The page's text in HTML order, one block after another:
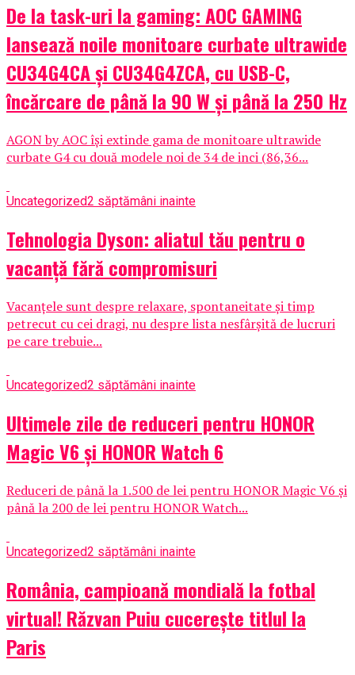
De la task-uri la gaming: AOC GAMING
lansează noile monitoare curbate ultrawide
CU34G4CA și CU34G4ZCA, cu USB-C,
încărcare de până la 90 W și până la 250 Hz
AGON by AOC își extinde gama de monitoare ultrawide
curbate G4 cu două modele noi de 34 de inci (86,36...
Uncategorized2 săptămâni inainte
Tehnologia Dyson: aliatul tău pentru o
vacanță fără compromisuri
Vacanțele sunt despre relaxare, spontaneitate și timp
petrecut cu cei dragi, nu despre lista nesfârșită de lucruri
pe care trebuie...
Uncategorized2 săptămâni inainte
Ultimele zile de reduceri pentru HONOR
Magic V6 și HONOR Watch 6
Reduceri de până la 1.500 de lei pentru HONOR Magic V6 și
până la 200 de lei pentru HONOR Watch...
Uncategorized2 săptămâni inainte
România, campioană mondială la fotbal
virtual! Răzvan Puiu cucerește titlul la
Paris